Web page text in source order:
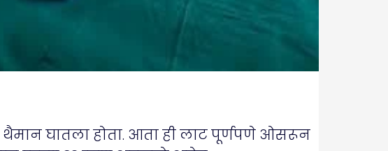
थैमान घातला होता. आता ही लाट पूर्णपणे ओसरून